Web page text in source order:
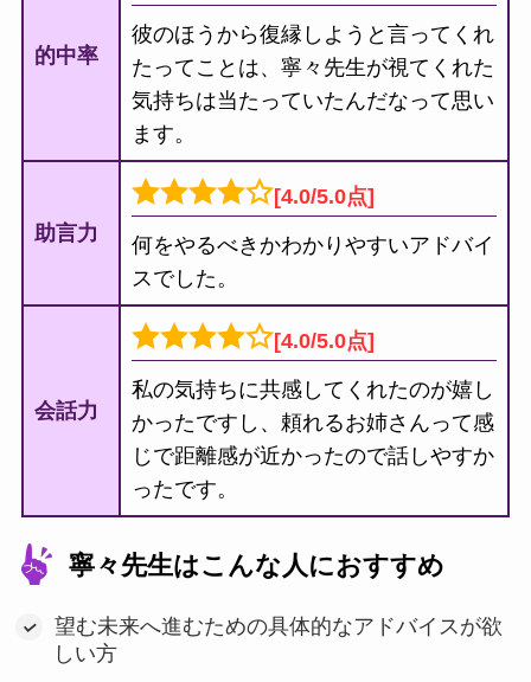
的中率
彼のほうから復縁しようと言ってくれ
たってことは、寧々先生が視てくれた
気持ちは当たっていたんだなって思い
ます。
助言力
[4.0/5.0点]
何をやるべきかわかりやすいアドバイ
スでした。
会話力
[4.0/5.0点]
私の気持ちに共感してくれたのが嬉し
かったですし、頼れるお姉さんって感
じで距離感が近かったので話しやすか
ったです。
寧々先生はこんな人におすすめ
望む未来へ進むための具体的なアドバイスが欲
しい方